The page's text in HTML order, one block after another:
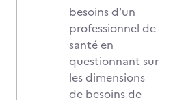
besoins d'un
professionnel de
santé en
questionnant sur
les dimensions
de besoins de